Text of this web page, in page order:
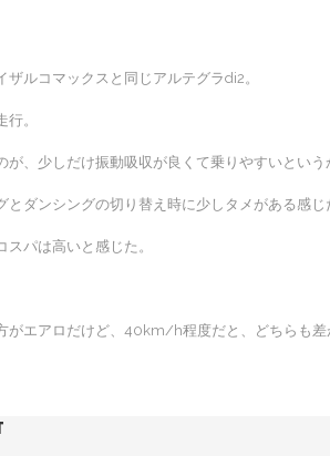
ザルコマックスと同じアルテグラdi2。
。
が、少しだけ振動吸収が良くて乗りやすいとい
とダンシングの切り替え時に少しタメがある感
パは高いと感じた。
がエアロだけど、40km/h程度だと、どちらも